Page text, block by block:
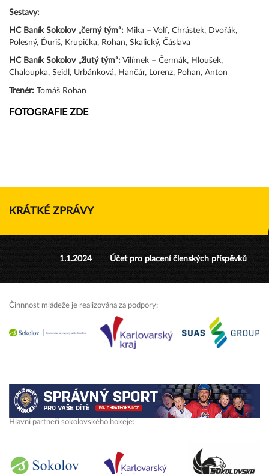
Sestavy:
HC Baník Sokolov „černý tým“: Mika – Volf, Chrástek, Dvořák,
Polesný, Ďuriš, Krupička, Rohan, Skalický, Čáslava
HC Baník Sokolov „žlutý tým“: Vilímek – Čermák, Hloušek,
Chaloupka, Seidl, Urbánková, Hančár, Lorenz, Pohan, Anton
Trenér: Tomáš Rohan
FOTOGRAFIE ZDE
KRÁTKÉ ZPRÁVY
1.1.2024 Účet pro placení členských příspěvků
Činnnost mládeže je realizována za podpory:
Hlavní partneři sokolovského hokeje: